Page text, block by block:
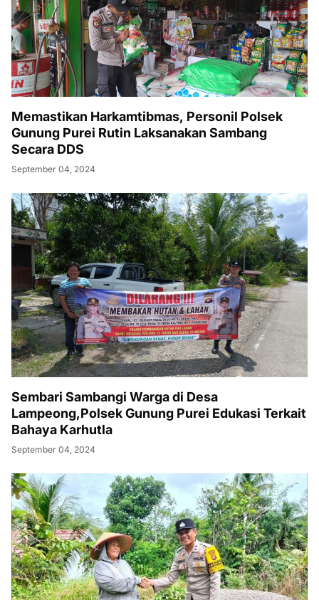
Memastikan Harkamtibmas, Personil Polsek
Gunung Purei Rutin Laksanakan Sambang
Secara DDS
September 04, 2024
Sembari Sambangi Warga di Desa
Lampeong,Polsek Gunung Purei Edukasi Terkait
Bahaya Karhutla
September 04, 2024